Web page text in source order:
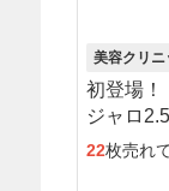
美容クリニ
初登場！
ジャロ
アルコー
22枚売れ